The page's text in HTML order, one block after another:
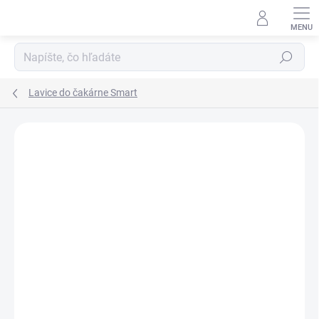
Hľadať
Lavice do čakárne Smart